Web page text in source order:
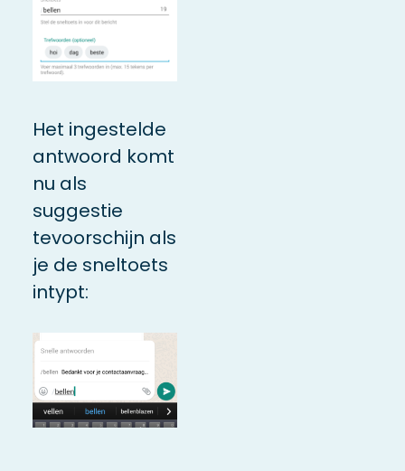
Het ingestelde
antwoord komt
nu als
suggestie
tevoorschijn als
je de sneltoets
intypt: